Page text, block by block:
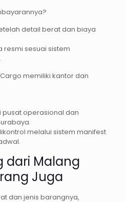
detail berat dan biaya
resmi sesuai sistem
memiliki kantor dan
pusat operasional dan
melalui sistem manifest
dari Malang
Juga
dan jenis barangnya,